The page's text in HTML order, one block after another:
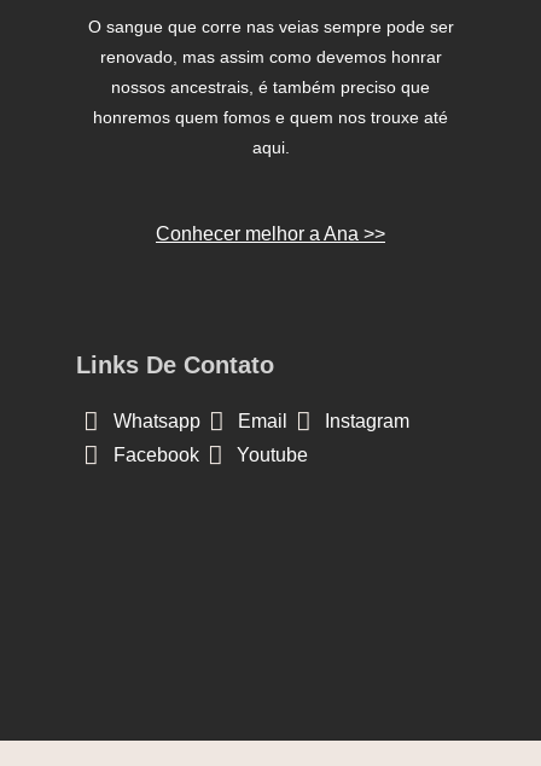
O sangue que corre nas veias sempre pode ser
renovado, mas assim como devemos honrar
nossos ancestrais, é também preciso que
honremos quem fomos e quem nos trouxe até
aqui.
Conhecer melhor a Ana >>
Links De Contato
Whatsapp Email
Instagram
Facebook
Youtube